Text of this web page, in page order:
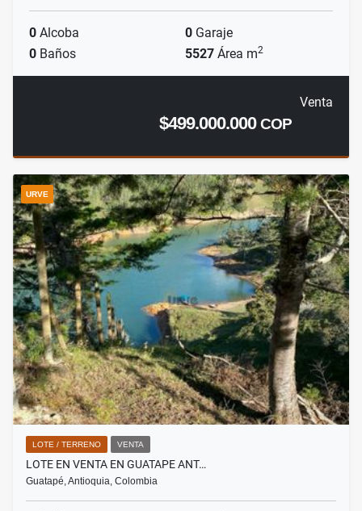
0 Alcoba 0 Garaje
0 Baños 5527 Área m2
Venta
$499.000.000COP
URVE
LOTE / TERRENO VENTA
LOTE EN VENTA EN GUATAPE ANT…
Guatapé, Antioquia, Colombia